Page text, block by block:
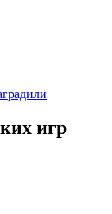
игр